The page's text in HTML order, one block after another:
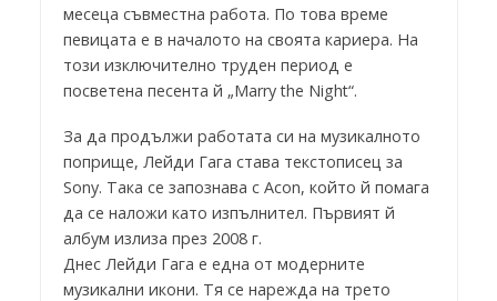
месеца съвместна работа. По това време
певицата е в началото на своята кариера. На
този изключително труден период е
посветена песента й „Marry the Night“.
За да продължи работата си на музикалното
поприще, Лейди Гага става текстописец за
Sony. Така се запознава с Acon, който й помага
да се наложи като изпълнител. Първият й
албум излиза през 2008 г.
Днес Лейди Гага е една от модерните
музикални икони. Тя се нарежда на трето